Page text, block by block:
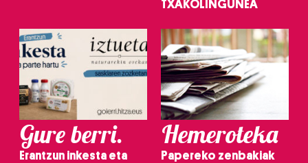
TXAKOLINGUNEA
Gure berri.
Erantzun inkesta eta
Hemeroteka
Papereko zenbakiak